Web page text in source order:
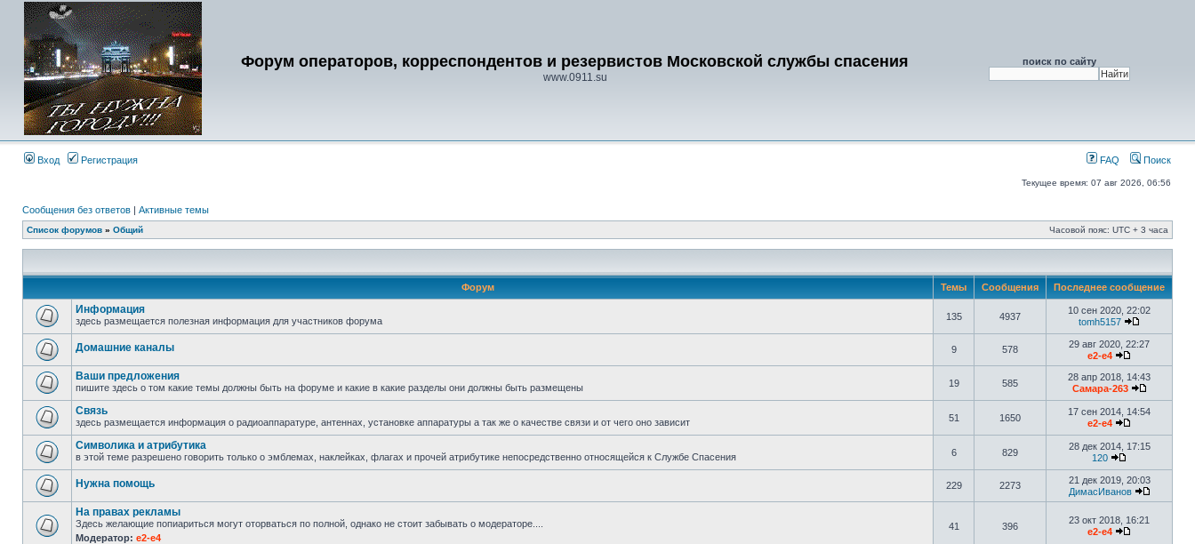
Форум операторов, корреспондентов и резервистов Московской службы спасения
www.0911.su
поиск по сайту
Вход Регистрация FAQ Поиск
Текущее время: 07 авг 2026, 06:56
Сообщения без ответов | Активные темы
Список форумов » Общий Часовой пояс: UTC + 3 часа
Форум Темы Сообщения Последнее сообщение
Информация
здесь размещается полезная информация для участников форума 135 4937
10 сен 2020, 22:02
tomh5157
Домашние каналы 9 578
29 авг 2020, 22:27
e2-e4
Ваши предложения
пишите здесь о том какие темы должны быть на форуме и какие в какие разделы они должны быть размещены 19 585
28 апр 2018, 14:43
Самара-263
Связь
здесь размещается информация о радиоаппаратуре, антеннах, установке аппаратуры а так же о качестве связи и от чего оно зависит 51 1650
17 сен 2014, 14:54
e2-e4
Символика и атрибутика
в этой теме разрешено говорить только о эмблемах, наклейках, флагах и прочей атрибутике непосредственно относящейся к Службе Спасения 6 829
28 дек 2014, 17:15
120
Нужна помощь 229 2273
21 дек 2019, 20:03
ДимасИванов
На правах рекламы
Здесь желающие попиариться могут оторваться по полной, однако не стоит забывать о модераторе....
Модератор: e2-e4
41 396
23 окт 2018, 16:21
e2-e4